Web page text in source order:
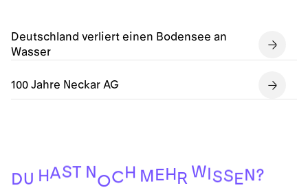
Deutschland verliert einen Bodensee an
Wasser
100 Jahre Neckar AG
DU H AST N OCH M E H R WISS E N ?